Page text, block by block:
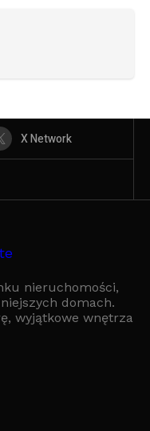
X Network
nieruchomości,
domach.
wyjątkowe wnętrza